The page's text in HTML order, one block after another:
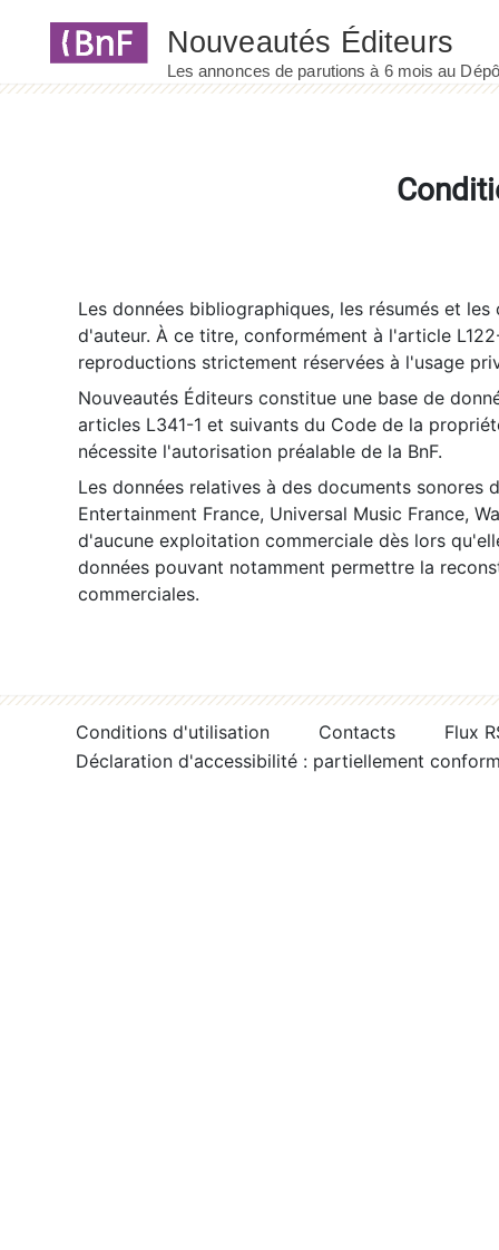
Les données bibliographiques, les résumés et
d'auteur. À ce titre, conformément à l'article
reproductions strictement réservées à l'usage
Nouveautés Éditeurs constitue une base de
articles L341-1 et suivants du Code de la
nécessite l'autorisation préalable de la BnF.
Les données relatives à des documents sonores
Entertainment France, Universal Music France,
d'aucune exploitation commerciale dès lors
données pouvant notamment permettre la
commerciales.
Conditions d'utilisation Contacts
Flux
Déclaration d'accessibilité : partiellement